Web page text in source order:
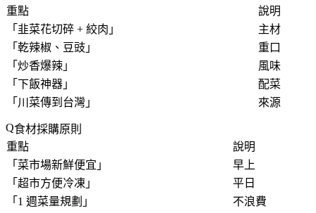
重點
說明
「 韭菜花切碎 + 絞肉 」
主材
「 乾辣椒、豆豉 」
重口
「 炒香爆辣 」
風味
「 下飯神器 」
配菜
「 川菜傳到台灣 」 來源
食材採購原則
重點
說明
「 菜市場新鮮便宜 」
早上
「 超市方便冷凍 」
平日
「 1 週菜量規劃 」
不浪費